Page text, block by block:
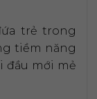
trẻ trong
tiềm năng
đầu mới mẻ